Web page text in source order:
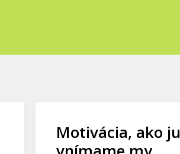
Motivácia, ako ju